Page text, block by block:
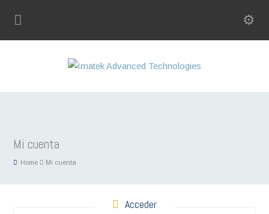
Mi cuenta
Home Mi cuenta
Acceder